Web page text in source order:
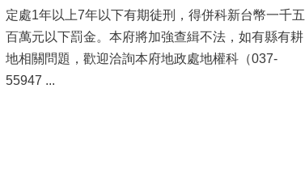
定處1年以上7年以下有期徒刑，得併科新台幣一千五
百萬元以下罰金。本府將加強查緝不法，如有縣有耕
地相關問題，歡迎洽詢本府地政處地權科（037-